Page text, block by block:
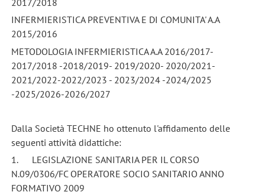
INFERMIERISTICA PREVENTIVA E DI COMUNITA' A.A
2015/2016
METODOLOGIA INFERMIERISTICA A.A 2016/2017-
2017/2018 -2018/2019- 2019/2020- 2020/2021-
2021/2022-2022/2023 - 2023/2024 -2024/2025
-2025/2026-2026/2027
Dalla Società TECHNE ho ottenuto l'affidamento delle
seguenti attività didattiche:
1. LEGISLAZIONE SANITARIA PER IL CORSO
N.09/0306/FC OPERATORE SOCIO SANITARIO ANNO
FORMATIVO 2009